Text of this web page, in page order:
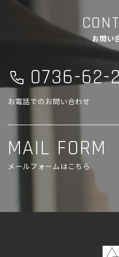
お問い
0736-62-
お電話でのお問い合わせ
MAIL FORM
メールフォームはこちら